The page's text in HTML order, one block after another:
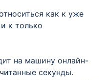
как к уже
к только
на машину онлайн-
секунды.